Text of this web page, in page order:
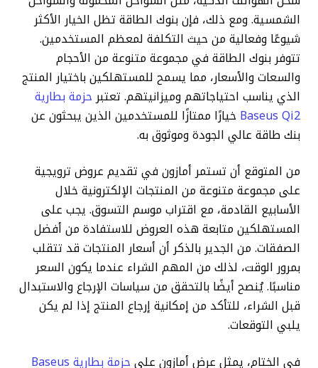
الشمسية. ومع ذلك، فإن بنوك الطاقة تظل الخيار الأكثر
شيوعًا وفعالية من حيث التكلفة لمعظم المستخدمين.
تتوفر بنوك الطاقة في مجموعة متنوعة من الأحجام
والسعات والأسعار، مما يسمح للمستهلكين باختيار المنتج
الذي يناسب احتياجاتهم وميزانيتهم. تعتبر حزمة بطارية
Baseus Qi2 خيارًا ممتازًا للمستخدمين الذين يبحثون عن
بنك طاقة عالي الجودة وموثوق به.
من المتوقع أن تستمر أمازون في تقديم عروض ترويجية
على مجموعة متنوعة من المنتجات الإلكترونية خلال
الأسابيع القادمة، مع اقتراب موسم التسوق. يجب على
المستهلكين متابعة هذه العروض للاستفادة من أفضل
الصفقات. من الجدير بالذكر أن أسعار المنتجات قد تتقلب
بمرور الوقت، لذلك من المهم الشراء عندما يكون السعر
مناسبًا. يُنصح أيضًا بالتحقق من سياسات الإرجاع والاستبدال
قبل الشراء، للتأكد من إمكانية إرجاع المنتج إذا لم يكن
يلبي التوقعات.
في الختام، يمثل عرض أمازون على
حزمة بطارية Baseus